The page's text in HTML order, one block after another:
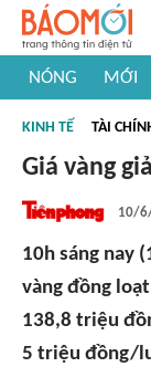
NÓNG MỚI
#Khám phá thế giới
KINH TẾ TÀI
Giá vàng
10/
10h sáng nay
vàng đồng
138,8 triệu
5 triệu đồng/